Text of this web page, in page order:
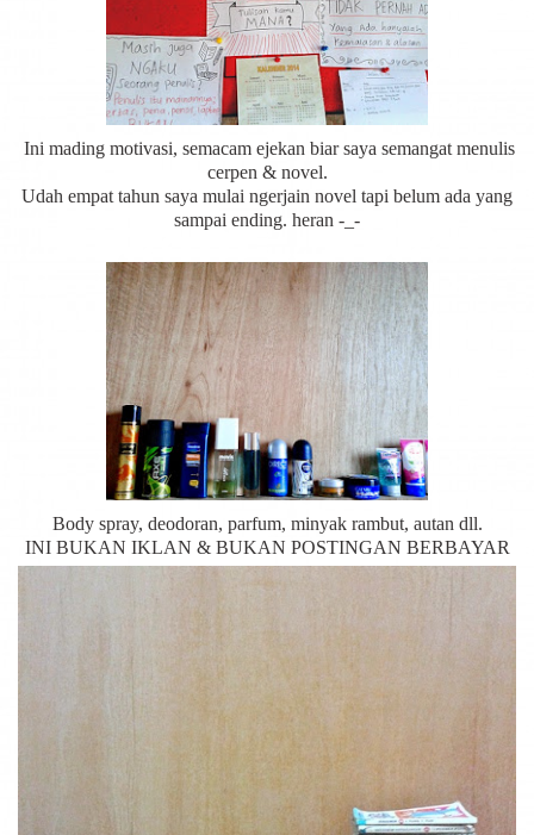
Ini mading motivasi, semacam ejekan biar saya semangat menulis
cerpen & novel.
Udah empat tahun saya mulai ngerjain novel tapi belum ada yang
sampai ending. heran -_-
Body spray, deodoran, parfum, minyak rambut, autan dll.
INI BUKAN IKLAN & BUKAN POSTINGAN BERBAYAR